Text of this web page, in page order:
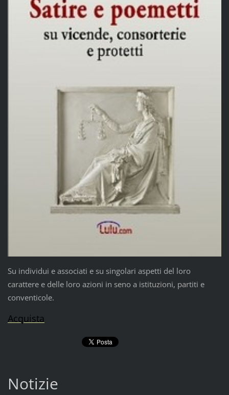
Su individui e associati e su singolari aspetti del loro
carattere e delle loro azioni in seno a istituzioni, partiti e
conventicole.
Acquista
Notizie